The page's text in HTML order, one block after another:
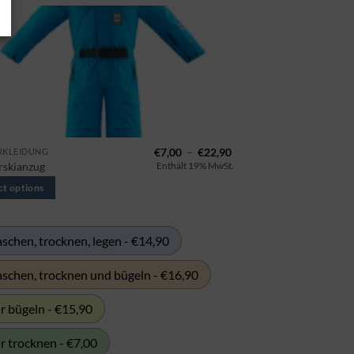
€7,00 – €22,90
Enthält 19% MwSt.
options
trocknen, legen - €14,90
trocknen und bügeln - €16,90
bügeln - €15,90
trocknen - €7,00